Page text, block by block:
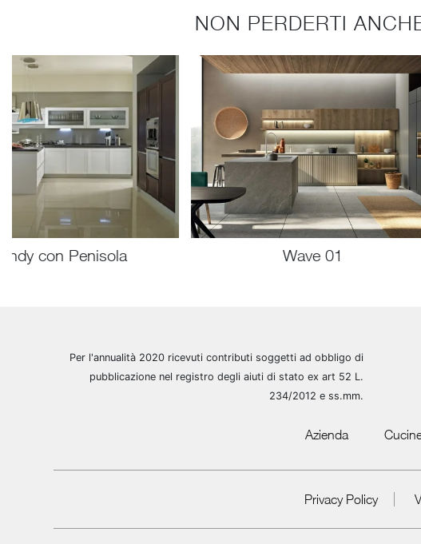
NON PERDERTI
con Penisola Wave 01
Per l'annualità 2020 ricevuti contributi soggetti ad obbligo di
pubblicazione nel registro degli aiuti di stato ex art 52 L.
234/2012 e ss.mm.
Azienda
Privacy Policy